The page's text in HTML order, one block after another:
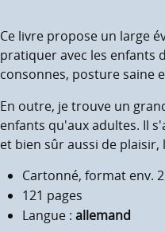
Ce livre propose un large
pratiquer avec les enfants
consonnes, posture saine
En outre, je trouve un
enfants qu'aux adultes. Il
et bien sûr aussi de
Cartonné, format env.
121 pages
Langue :allemand